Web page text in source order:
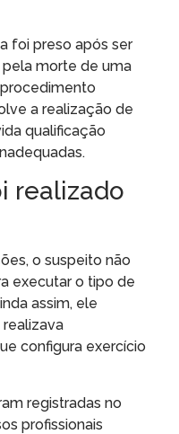
foi preso após ser
morte de uma
a realização de
qualificação
realizado
o suspeito não
executar o tipo de
assim, ele
configura exercício
registradas no
profissionais